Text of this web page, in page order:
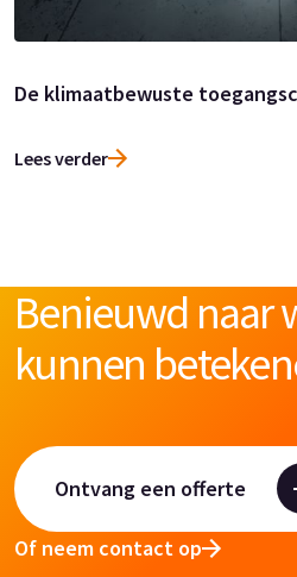
De klimaatbewuste
Lees verder
Benieuwd naar
kunnen
Ontvang een offerte
Of neem contact op